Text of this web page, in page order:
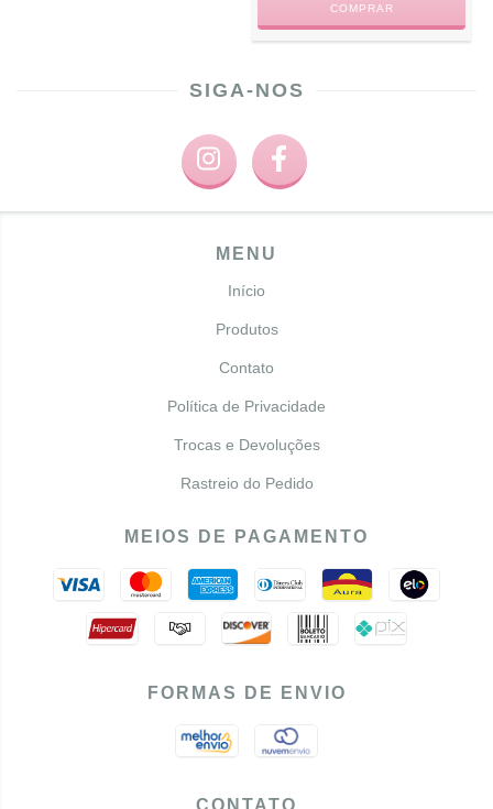
SIGA-NOS
MENU
Início
Produtos
Contato
Política de Privacidade
Trocas e Devoluções
Rastreio do Pedido
MEIOS DE PAGAMENTO
FORMAS DE ENVIO
CONTATO